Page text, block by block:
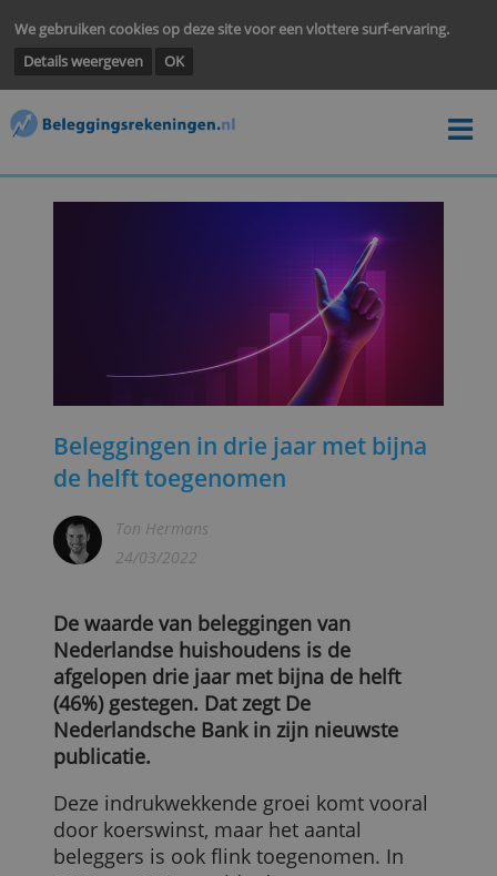
We gebruiken cookies op deze site voor een vlottere surf-
Details weergeven
Beleggingen in drie jaar met bijna
de helft toegenomen
24/03/2022
De waarde van beleggingen van
Nederlandse huishoudens is de
afgelopen drie jaar met bijna de helft
(46%) gestegen. Dat zegt De
Nederlandsche Bank in zijn nieuwste
publicatie.